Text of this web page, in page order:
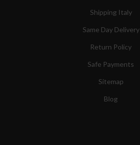
Shipping Italy
Same Day Delivery
Return Policy
Safe Payments
Sitemap
Blog